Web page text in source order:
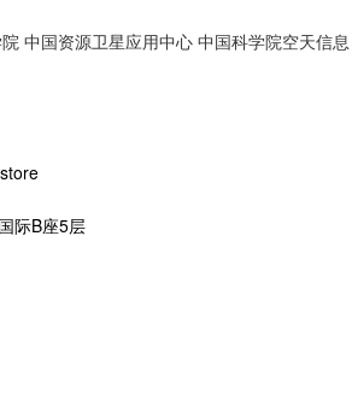
中国资源卫星应用中心 中国科学院空天信息
际B座5层